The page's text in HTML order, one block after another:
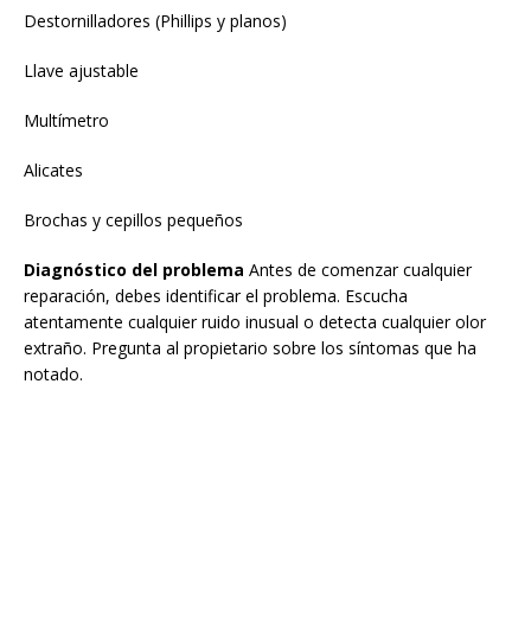
Destornilladores (Phillips y planos)
Llave ajustable
Multímetro
Alicates
Brochas y cepillos pequeños
Diagnóstico del problema Antes de comenzar cualquier
reparación, debes identificar el problema. Escucha
atentamente cualquier ruido inusual o detecta cualquier olor
extraño. Pregunta al propietario sobre los síntomas que ha
notado.